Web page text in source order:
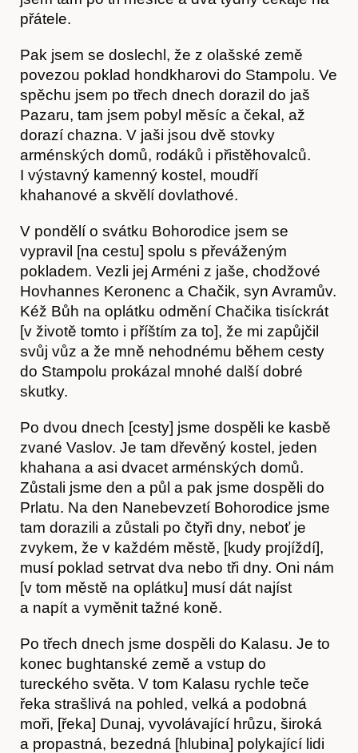
O nás
Obchod
přátele.
Pak jsem se doslechl, že z olašské země
povezou poklad hondkharovi do Stampolu. Ve
spěchu jsem po třech dnech dorazil do jaš
Pazaru, tam jsem pobyl měsíc a čekal, až
dorazí chazna. V jaši jsou dvě stovky
arménských domů, rodáků i přistěhovalců.
I výstavný kamenný kostel, moudří
khahanové a skvělí dovlathové.
V pondělí o svátku Bohorodice jsem se
vypravil [na cestu] spolu s převáženým
pokladem. Vezli jej Arméni z jaše, chodžové
Hovhannes Keronenc a Chačik, syn Avramův.
Kéž Bůh na oplátku odmění Chačika tisíckrát
[v životě tomto i příštím za to], že mi zapůjčil
svůj vůz a že mně nehodnému během cesty
do Stampolu prokázal mnohé další dobré
skutky.
Po dvou dnech [cesty] jsme dospěli ke kasbě
zvané Vaslov. Je tam dřevěný kostel, jeden
khahana a asi dvacet arménských domů.
Zůstali jsme den a půl a pak jsme dospěli do
Prlatu. Na den Nanebevzetí Bohorodice jsme
tam dorazili a zůstali po čtyři dny, neboť je
zvykem, že v každém městě, [kudy projíždí],
musí poklad setrvat dva nebo tři dny. Oni nám
[v tom městě na oplátku] musí dát najíst
a napít a vyměnit tažné koně.
Po třech dnech jsme dospěli do Kalasu. Je to
konec bughtanské země a vstup do
tureckého světa. V tom Kalasu rychle teče
řeka strašlivá na pohled, velká a podobná
moři, [řeka] Dunaj, vyvolávající hrůzu, široká
a propastná, bezedná [hlubina] polykající lidi